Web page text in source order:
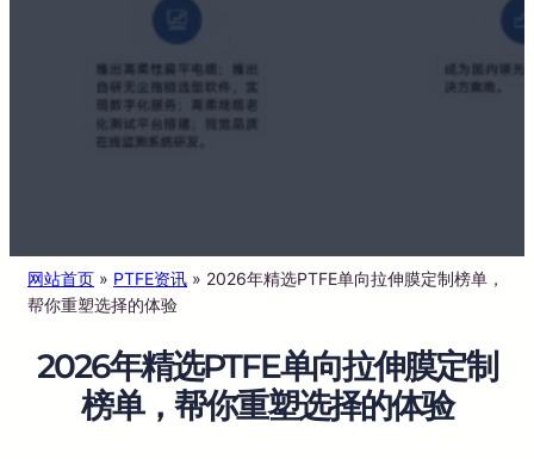
网站首页 » PTFE资讯 » 2026年精选PTFE单向拉伸膜定制榜单，
帮你重塑选择的体验
2026年精选PTFE单向拉伸膜定制
榜单，帮你重塑选择的体验